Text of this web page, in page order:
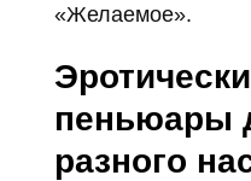
«Желаемое».
пеньюары
разного